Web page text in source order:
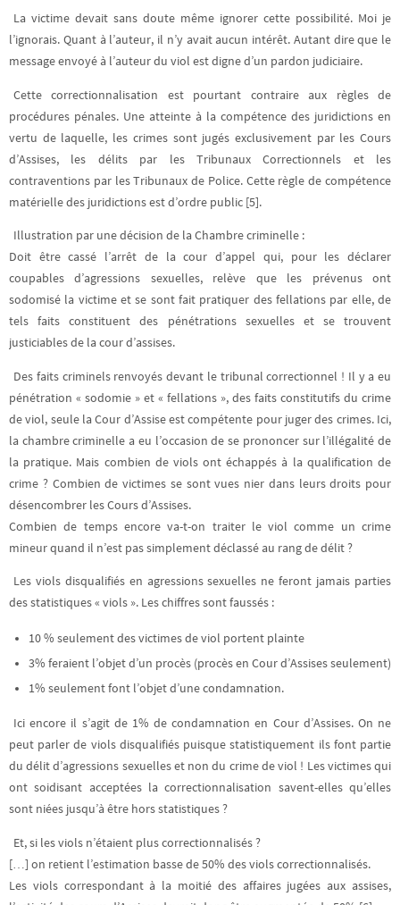
La victime devait sans doute même ignorer cette possibilité. Moi je
l’ignorais. Quant à l’auteur, il n’y avait aucun intérêt. Autant dire que le
message envoyé à l’auteur du viol est digne d’un pardon judiciaire.
Cette correctionnalisation est pourtant contraire aux règles de
procédures pénales. Une atteinte à la compétence des juridictions en
vertu de laquelle, les crimes sont jugés exclusivement par les Cours
d’Assises, les délits par les Tribunaux Correctionnels et les
contraventions par les Tribunaux de Police. Cette règle de compétence
matérielle des juridictions est d’ordre public [5].
Illustration par une décision de la Chambre criminelle :
Doit être cassé l’arrêt de la cour d’appel qui, pour les déclarer
coupables d’agressions sexuelles, relève que les prévenus ont
sodomisé la victime et se sont fait pratiquer des fellations par elle, de
tels faits constituent des pénétrations sexuelles et se trouvent
justiciables de la cour d’assises.
Des faits criminels renvoyés devant le tribunal correctionnel ! Il y a eu
pénétration « sodomie » et « fellations », des faits constitutifs du crime
de viol, seule la Cour d’Assise est compétente pour juger des crimes. Ici,
la chambre criminelle a eu l’occasion de se prononcer sur l’illégalité de
la pratique. Mais combien de viols ont échappés à la qualification de
crime ? Combien de victimes se sont vues nier dans leurs droits pour
désencombrer les Cours d’Assises.
Combien de temps encore va-t-on traiter le viol comme un crime
mineur quand il n’est pas simplement déclassé au rang de délit ?
Les viols disqualifiés en agressions sexuelles ne feront jamais parties
des statistiques « viols ». Les chiffres sont faussés :
10 % seulement des victimes de viol portent plainte
3% feraient l’objet d’un procès (procès en Cour d’Assises seulement)
1% seulement font l’objet d’une condamnation.
Ici encore il s’agit de 1% de condamnation en Cour d’Assises. On ne
peut parler de viols disqualifiés puisque statistiquement ils font partie
du délit d’agressions sexuelles et non du crime de viol ! Les victimes qui
ont soidisant acceptées la correctionnalisation savent-elles qu’elles
sont niées jusqu’à être hors statistiques ?
Et, si les viols n’étaient plus correctionnalisés ?
[…] on retient l’estimation basse de 50% des viols correctionnalisés.
Les viols correspondant à la moitié des affaires jugées aux assises,